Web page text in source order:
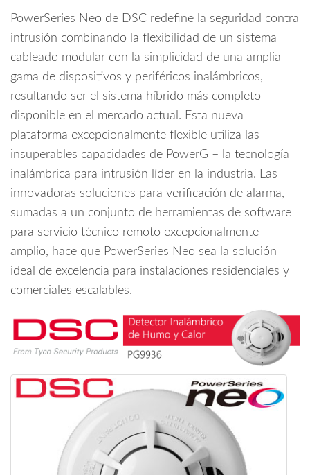
PowerSeries Neo de DSC redefine la seguridad contra
intrusión combinando la flexibilidad de un sistema
cableado modular con la simplicidad de una amplia
gama de dispositivos y periféricos inalámbricos,
resultando ser el sistema híbrido más completo
disponible en el mercado actual. Esta nueva
plataforma excepcionalmente flexible utiliza las
insuperables capacidades de PowerG – la tecnología
inalámbrica para intrusión líder en la industria. Las
innovadoras soluciones para verificación de alarma,
sumadas a un conjunto de herramientas de software
para servicio técnico remoto excepcionalmente
amplio, hace que PowerSeries Neo sea la solución
ideal de excelencia para instalaciones residenciales y
comerciales escalables.